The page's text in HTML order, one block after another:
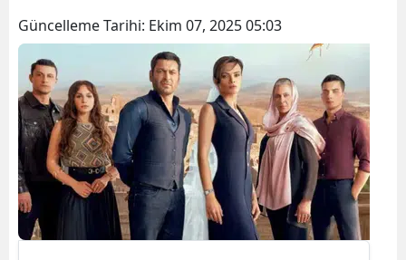
Güncelleme Tarihi: Ekim 07, 2025 05:03